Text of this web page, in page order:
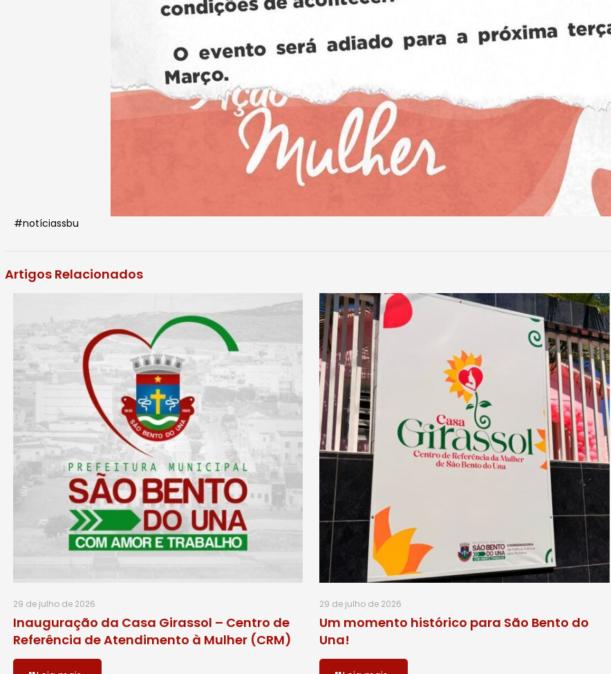
#notíciassbu
Artigos Relacionados
29 de julho de 2026
Inauguração da Casa Girassol – Centro de
Referência de Atendimento à Mulher (CRM)
29 de julho de 2026
Um momento histórico para São Bento do
Una!